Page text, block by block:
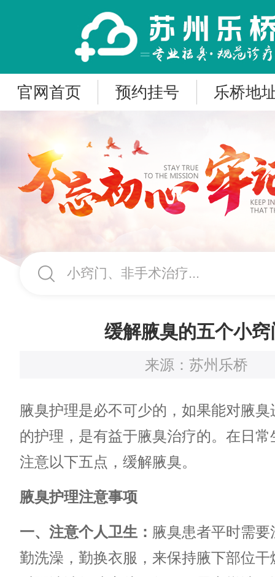
官网首页 预约挂号 乐桥地
缓解腋臭的五个小窍
来源：苏州乐桥
腋臭护理是必不可少的，如果能对腋
的护理，是有益于腋臭治疗的。在日
注意以下五点，缓解腋臭。
腋臭护理注意事项
一、注意个人卫生： 腋臭患者平时需
勤洗澡，勤换衣服，来保持腋下部位